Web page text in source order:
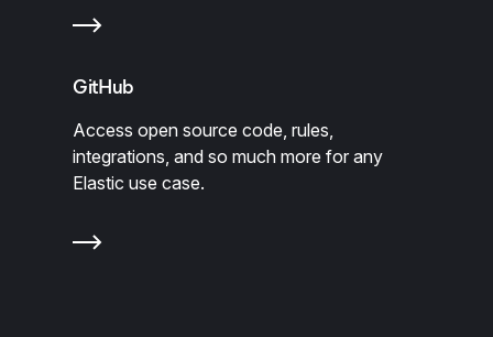
GitHub
Access open source code, rules,
integrations, and so much more for any
Elastic use case.